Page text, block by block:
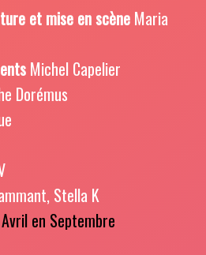
et mise en scène Maria
Michel Capelier
Dorémus
Stella K
Avril en Septembre